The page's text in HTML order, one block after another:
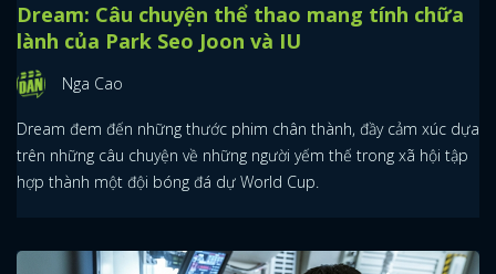
Dream: Câu chuyện thể thao mang tính chữa
lành của Park Seo Joon và IU
Nga Cao
Dream đem đến những thước phim chân thành, đầy cảm xúc dựa
trên những câu chuyện về những người yếm thế trong xã hội tập
hợp thành một đội bóng đá dự World Cup.